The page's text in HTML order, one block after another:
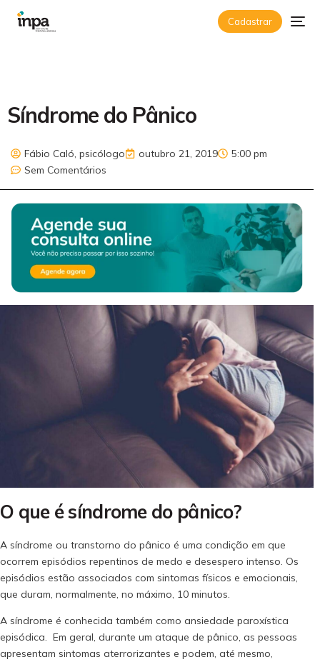
Cadastrar
Síndrome do Pânico
Fábio Caló, psicólogo outubro 21, 2019
5:00 pm
Sem Comentários
O que é síndrome do pânico?
A síndrome ou transtorno do pânico é uma condição em que
ocorrem episódios repentinos de medo e desespero intenso. Os
episódios estão associados com sintomas físicos e emocionais,
que duram, normalmente, no máximo, 10 minutos.
A síndrome é conhecida também como ansiedade paroxística
episódica. Em geral, durante um ataque de pânico, as pessoas
apresentam sintomas aterrorizantes e podem, até mesmo,